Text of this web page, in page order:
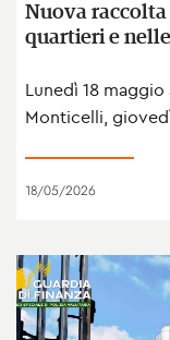
Nuova
quartieri e
Lunedì 18
Monticelli,
18/05/2026